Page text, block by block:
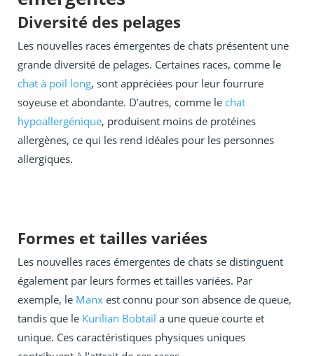
Diversité des pelages
Les nouvelles races émergentes de chats présentent une
grande diversité de pelages. Certaines races, comme le
chat à poil long, sont appréciées pour leur fourrure
soyeuse et abondante. D’autres, comme le chat
hypoallergénique, produisent moins de protéines
allergènes, ce qui les rend idéales pour les personnes
allergiques.
Formes et tailles variées
Les nouvelles races émergentes de chats se distinguent
également par leurs formes et tailles variées. Par
exemple, le Manx est connu pour son absence de queue,
tandis que le Kurilian Bobtail a une queue courte et
unique. Ces caractéristiques physiques uniques